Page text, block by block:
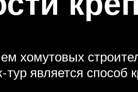
хомутовых
является способ